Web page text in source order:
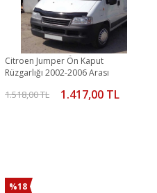
Citroen Jumper Ön Kaput
Rüzgarlığı 2002-2006 Arası
1.518,00 TL 1.417,00 TL
%18